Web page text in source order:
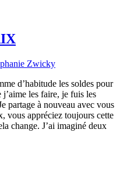
Zwicky
d’habitude les soldes pour
les faire, je fuis les
partage à nouveau avec vous
vous appréciez toujours cette
change. J’ai imaginé deux